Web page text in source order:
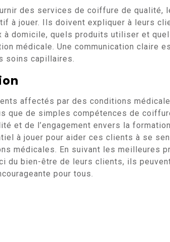
des services de coiffure de qualité,
à jouer. Ils doivent expliquer à leurs
à domicile, quels produits utiliser et
médicale. Une communication claire
soins capillaires.
affectés par des conditions
que de simples compétences de
et de l’engagement envers la
à jouer pour aider ces clients à se
médicales. En suivant les meilleures
du bien-être de leurs clients, ils
pour tous.